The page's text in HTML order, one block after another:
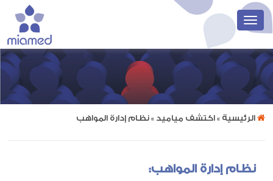
الرئيسية » اكتشف مياميد » نظام إدارة المواهب
نظام إدارة المواهب: